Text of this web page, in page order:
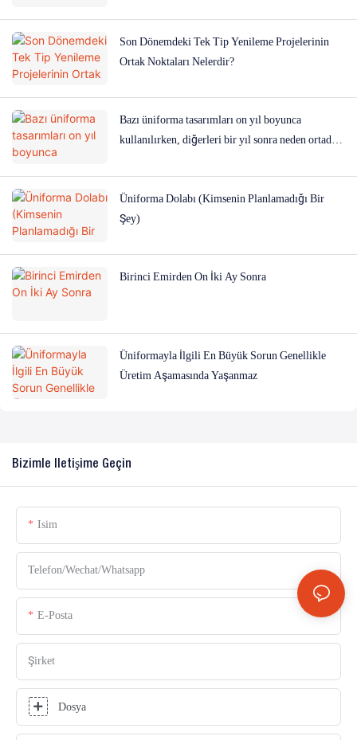
Son Dönemdeki Tek Tip Yenileme Projelerinin
Ortak Noktaları Nelerdir?
Bazı üniforma tasarımları on yıl boyunca
kullanılırken, diğerleri bir yıl sonra neden ortadan
Üniforma Dolabı (Kimsenin Planlamadığı Bir
Şey)
Birinci Emirden On İki Ay Sonra
Üniformayla İlgili En Büyük Sorun Genellikle
Üretim Aşamasında Yaşanmaz
Bizimle Iletişime Geçin
Isim
Telefon/Wechat/Whatsapp
E-Posta
Şirket
Dosya